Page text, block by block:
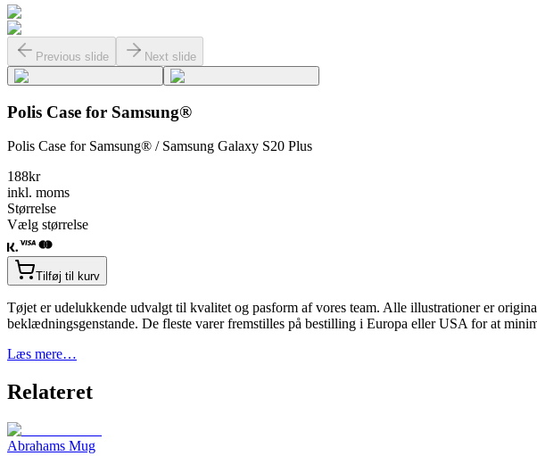
Previous slide Next slide
Polis Case for Samsung®
Polis Case for Samsung® / Samsung Galaxy S20 Plus
188kr
inkl. moms
Størrelse
Vælg størrelse
Tilføj til kurv
Tøjet er udelukkende udvalgt til kvalitet og pasform af vores team. Alle illustrationer er
beklædningsgenstande. De fleste varer fremstilles på bestilling i Europa eller USA for at
Læs mere…
Relateret
Abrahams Mug